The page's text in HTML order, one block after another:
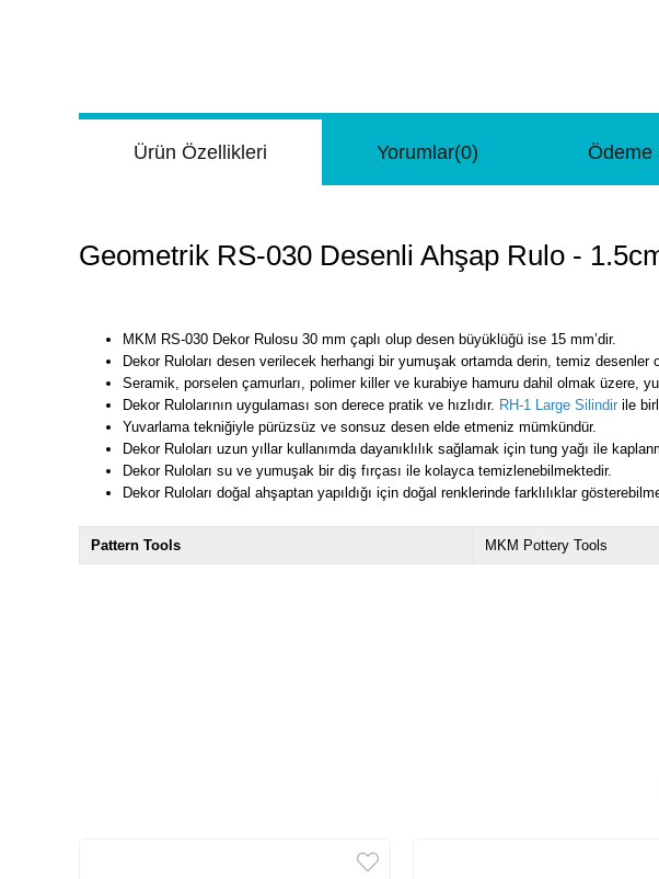
Ürün Özellikleri Yorumlar(0) Ödeme
Geometrik RS-030 Desenli Ahşap Rulo -
MKM RS-030 Dekor Rulosu 30 mm çaplı olup desen büyüklüğü ise 15 mm’dir.
Dekor Ruloları desen verilecek herhangi bir yumuşak ortamda derin, temiz
Seramik, porselen çamurları, polimer killer ve kurabiye hamuru dahil olmak üzere,
Dekor Rulolarının uygulaması son derece pratik ve hızlıdır. RH-1 Large Silindir ile
Yuvarlama tekniğiyle pürüzsüz ve sonsuz desen elde etmeniz mümkündür.
Dekor Ruloları uzun yıllar kullanımda dayanıklılık sağlamak için tung yağı ile
Dekor Ruloları su ve yumuşak bir diş fırçası ile kolayca temizlenebilmektedir.
Dekor Ruloları doğal ahşaptan yapıldığı için doğal renklerinde farklılıklar
Pattern Tools MKM Pottery Tools